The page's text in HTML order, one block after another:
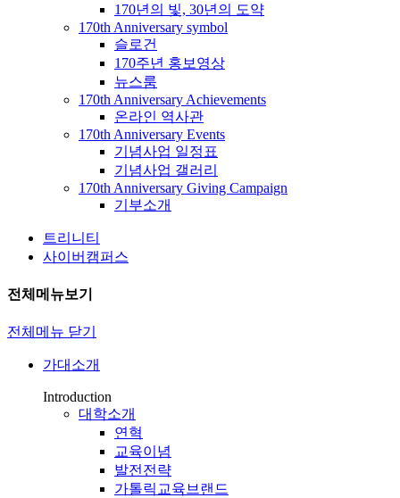
170년의 빛, 30년의 도약
170th Anniversary symbol
슬로건
170주년 홍보영상
뉴스룸
170th Anniversary Achievements
온라인 역사관
170th Anniversary Events
기념사업 일정표
기념사업 갤러리
170th Anniversary Giving Campaign
기부소개
트리니티
사이버캠퍼스
전체메뉴보기
전체메뉴 닫기
가대소개
Introduction
대학소개
연혁
교육이념
발전전략
가톨릭교육브랜드